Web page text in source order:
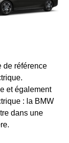
de référence
et également
: la BMW
dans une